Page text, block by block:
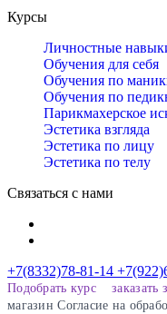
Курсы
Личностные
Обучения для себя
Обучения по
Обучения по
Парикмахерское
Эстетика взгляда
Эстетика по лицу
Эстетика по телу
Связаться с нами
+7(8332)78-81-14
Подобрать курс заказать
магазинCогласие на